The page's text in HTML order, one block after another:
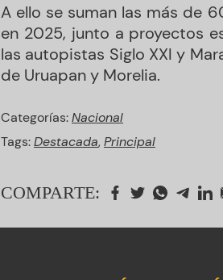
A ello se suman las más de
en 2025, junto a proyectos
las autopistas Siglo XXI y
de Uruapan y Morelia.
Categorías:Nacional
Tags:Destacada, Principal
COMPARTE: